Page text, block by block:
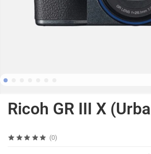
(0)
Ricoh GR III X